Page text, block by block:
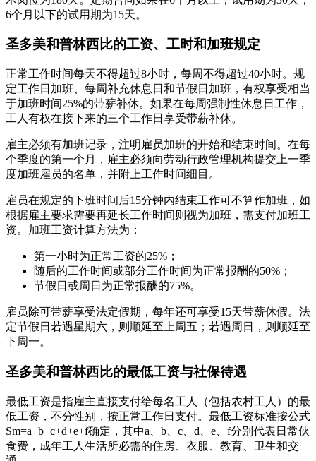
6个月以下的试用期为15天。
圣多美和普林西比的工资、工时和加班规定
正常工作时间每天不得超过8小时，每周不得超过40小时。规
定工作日加班、每周补充休息日和节假日加班，有权享受相当
于加班时间25%的带薪补休。如果在每周强制性休息日工作，
工人有权在接下来的三个工作日享受带薪补休。
雇主必须有加班记录，注明雇员加班的开始和结束时间。在每
个季度的第一个月，雇主必须向劳动行政管理机构提交上一季
度加班雇员的名单，并附上工作时间细目。
雇员在规定的下班时间后15分钟内结束工作可不算作加班，如
根据雇主要求需要再延长工作时间则视为加班，需支付加班工
资。加班工资计算方法为：
第一小时为正常工资的25%；
随后的工作时间或部分工作时间为正常报酬的50%；
节假日或周日为正常报酬的75%。
雇员除可带薪享受法定假期，每年还可享受15天带薪休假。法
定节假日若遇星期六，则顺延至上周五；若遇周日，则顺延至
下周一。
圣多美和普林西比的最低工资与社保待遇
最低工资是指雇主直接支付给每名工人（包括农村工人）的最
低工资，不分性别，按正常工作日支付。最低工资标准按公式
Sm=a+b+c+d+e+f确定，其中a、b、c、d、e、f分别代表日常伙
食费，成年工人生活所必需的住房、衣服、教育、卫生和交